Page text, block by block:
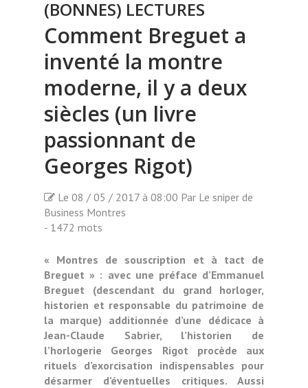
(BONNES) LECTURES
Comment Breguet a
inventé la montre
moderne, il y a deux
siècles (un livre
passionnant de
Georges Rigot)
Le 08 / 05 / 2017 à 08:00 Par Le sniper de
Business Montres
- 1472 mots
« Montres de souscription et à tact de
Breguet » : avec une préface d’Emmanuel
Breguet (descendant du grand horloger,
historien et responsable du patrimoine de
la marque) additionnée d’une dédicace à
Jean-Claude Sabrier, l’historien de
l’horlogerie Georges Rigot procède aux
rituels d’exorcisation indispensables pour
désarmer d’éventuelles critiques. Aussi